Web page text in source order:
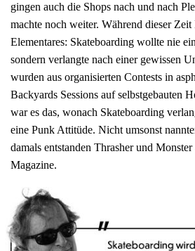
gingen auch die Shops nach und nach
machte noch weiter. Während dieser
Elementares: Skateboarding wollte nie
sondern verlangte nach einer gewissen
wurden aus organisierten Contests in
Backyards Sessions auf selbstgebauten
war es das, wonach Skateboarding
eine Punk Attitüde. Nicht umsonst
damals entstanden Thrasher und
Magazine.